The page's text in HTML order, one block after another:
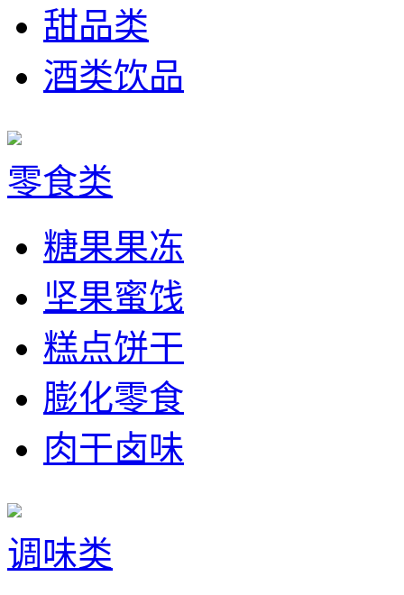
甜品类
酒类饮品
零食类
糖果果冻
坚果蜜饯
糕点饼干
膨化零食
肉干卤味
调味类